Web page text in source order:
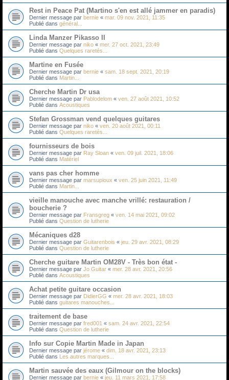
Rest in Peace Pat (Martino s'en est allé jammer en paradis)
Dernier message par bernie « mar. 09 nov. 2021, 11:35
Publié dans général...
Linda Manzer Pikasso II
Dernier message par niko « mer. 27 oct. 2021, 23:49
Publié dans Quelques raretés...
Martine en Fusée
Dernier message par bernie « sam. 18 sept. 2021, 20:19
Publié dans Martin...
Cherche Martin Dr usa
Dernier message par Pablodelom « ven. 27 août 2021, 10:52
Publié dans Acoustiques
Stefan Grossman vend quelques guitares
Dernier message par niko « ven. 20 août 2021, 00:11
Publié dans Quelques raretés...
fournisseurs de bois
Dernier message par Ray Sloan « ven. 09 juil. 2021, 18:06
Publié dans Matériel
vans pas cher homme
Dernier message par marsupioux « ven. 25 juin 2021, 11:49
Publié dans Martin...
vieille manouche avec manche vrillé: restauration /
boucherie ?
Dernier message par Fransgreg « ven. 14 mai 2021, 09:02
Publié dans Question de lutherie
Mécaniques d28
Dernier message par Guitarenbois « jeu. 29 avr. 2021, 08:29
Publié dans Question de lutherie
Cherche guitare Martin OM28V - Très bon état -
Dernier message par Jo Guitar « mer. 28 avr. 2021, 20:56
Publié dans Acoustiques
Achat petite guitare occasion
Dernier message par DidierGG « mer. 28 avr. 2021, 18:03
Publié dans guitares manouches...
traitement de base
Dernier message par fred001 « sam. 24 avr. 2021, 22:54
Publié dans Question de lutherie
Info sur Copie Martin Made in Japan
Dernier message par jérome « dim. 18 avr. 2021, 23:13
Publié dans Les autres marques...
Martin sauvée des eaux (Gilmour on the blocks)
Dernier message par bernie « jeu. 11 mars 2021, 17:58